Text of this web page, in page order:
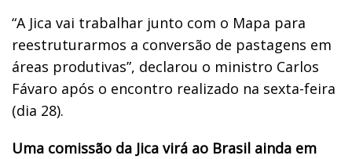
“A Jica vai trabalhar junto com o Mapa para
reestruturarmos a conversão de pastagens em
áreas produtivas”, declarou o ministro Carlos
Fávaro após o encontro realizado na sexta-feira
(dia 28).
Uma comissão da Jica virá ao Brasil ainda em